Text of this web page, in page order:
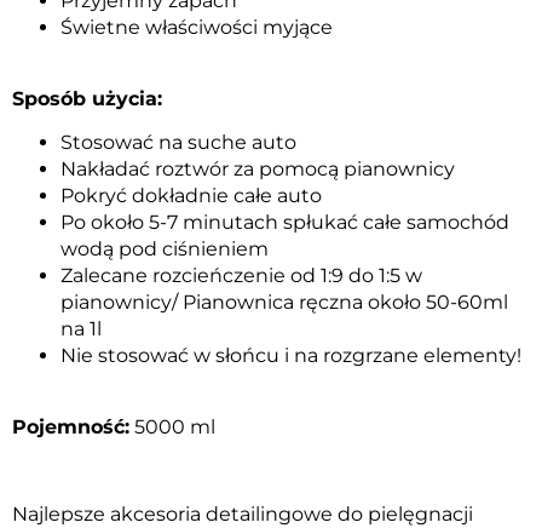
Świetne właściwości myjące
Sposób użycia:
Stosować na suche auto
Nakładać roztwór za pomocą pianownicy
Pokryć dokładnie całe auto
Po około 5-7 minutach spłukać całe samochód
wodą pod ciśnieniem
Zalecane rozcieńczenie od 1:9 do 1:5 w
pianownicy/ Pianownica ręczna około 50-60ml
na 1l
Nie stosować w słońcu i na rozgrzane elementy!
Pojemność: 5000 ml
Najlepsze akcesoria detailingowe do pielęgnacji